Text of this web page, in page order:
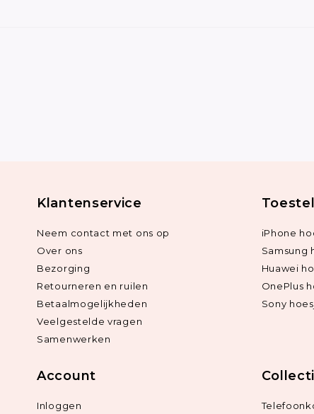
Klantenservice
Neem contact met ons op
Over ons
Bezorging
Retourneren en ruilen
Betaalmogelijkheden
Veelgestelde vragen
Samenwerken
iPhone
Samsung
Huawei
OnePlus
Sony
Account
Inloggen